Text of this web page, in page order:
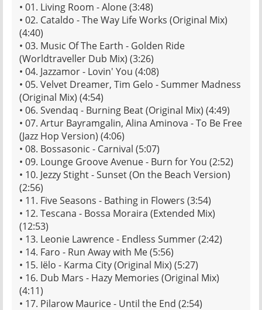
• 01. Living Room - Alone (3:48)
• 02. Cataldo - The Way Life Works (Original Mix)
(4:40)
• 03. Music Of The Earth - Golden Ride
(Worldtraveller Dub Mix) (3:26)
• 04. Jazzamor - Lovin' You (4:08)
• 05. Velvet Dreamer, Tim Gelo - Summer Madness
(Original Mix) (4:54)
• 06. Svendaq - Burning Beat (Original Mix) (4:49)
• 07. Artur Bayramgalin, Alina Aminova - To Be Free
(Jazz Hop Version) (4:06)
• 08. Bossasonic - Carnival (5:07)
• 09. Lounge Groove Avenue - Burn for You (2:52)
• 10. Jezzy Stight - Sunset (On the Beach Version)
(2:56)
• 11. Five Seasons - Bathing in Flowers (3:54)
• 12. Tescana - Bossa Moraira (Extended Mix)
(12:53)
• 13. Leonie Lawrence - Endless Summer (2:42)
• 14. Faro - Run Away with Me (5:56)
• 15. Iëlo - Karma City (Original Mix) (5:27)
• 16. Dub Mars - Hazy Memories (Original Mix)
(4:11)
• 17. Pilarow Maurice - Until the End (2:54)